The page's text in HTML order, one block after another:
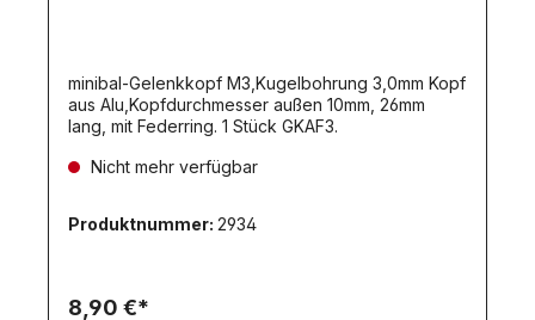
minibal-Gelenkkopf M3,Kugelbohrung 3,0mm Kopf
aus Alu,Kopfdurchmesser außen 10mm, 26mm
lang, mit Federring. 1 Stück GKAF3.
Nicht mehr verfügbar
Produktnummer: 2934
8,90 €*